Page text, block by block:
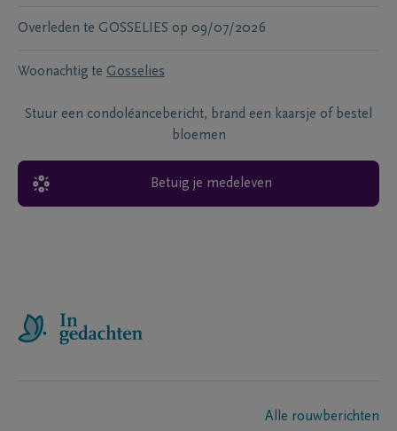
Overleden te GOSSELIES op 09/07/2026
Woonachtig te Gosselies
Stuur een condoléancebericht, brand een kaarsje of bestel
bloemen
Betuig je medeleven
Alle rouwberichten